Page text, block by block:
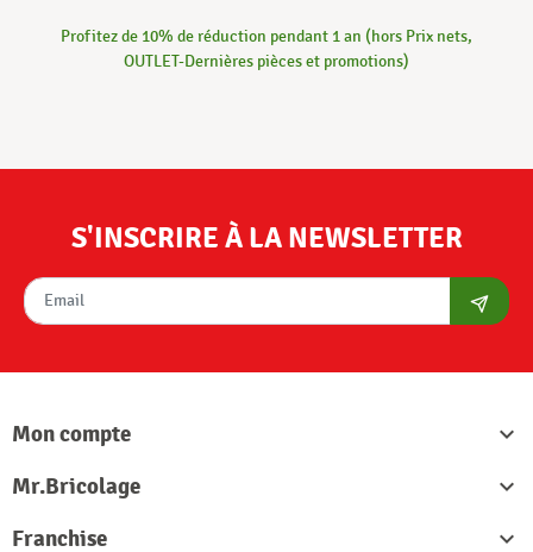
Profitez de 10% de réduction pendant 1 an (hors Prix nets,
OUTLET-Dernières pièces et promotions)
S'INSCRIRE À LA NEWSLETTER
Mon compte

Mr.Bricolage

Franchise
